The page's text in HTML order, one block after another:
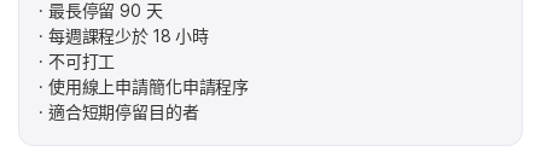
最長停留 90 天
每週課程少於 18 小時
不可打工
使用線上申請簡化申請程序
適合短期停留目的者